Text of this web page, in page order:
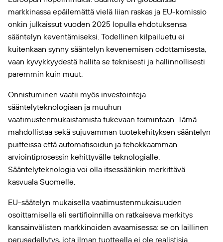
markkinassa epäilemättä vielä liian raskas ja EU-komissio
onkin julkaissut vuoden 2025 lopulla ehdotuksensa
sääntelyn keventämiseksi. Todellinen kilpailuetu ei
kuitenkaan synny sääntelyn kevenemisen odottamisesta,
vaan kyvykkyydestä hallita se teknisesti ja hallinnollisesti
paremmin kuin muut.
Onnistuminen vaatii myös investointeja
sääntelyteknologiaan ja muuhun
vaatimustenmukaistamista tukevaan toimintaan. Tämä
mahdollistaa sekä sujuvamman tuotekehityksen sääntelyn
puitteissa että automatisoidun ja tehokkaamman
arviointiprosessin kehittyvälle teknologialle.
Sääntelyteknologia voi olla itsessäänkin merkittävä
kasvuala Suomelle.
EU-säätelyn mukaisella vaatimustenmukaisuuden
osoittamisella eli sertifioinnilla on ratkaiseva merkitys
kansainvälisten markkinoiden avaamisessa: se on laillinen
perusedellytys, jota ilman tuotteella ei ole realistisia